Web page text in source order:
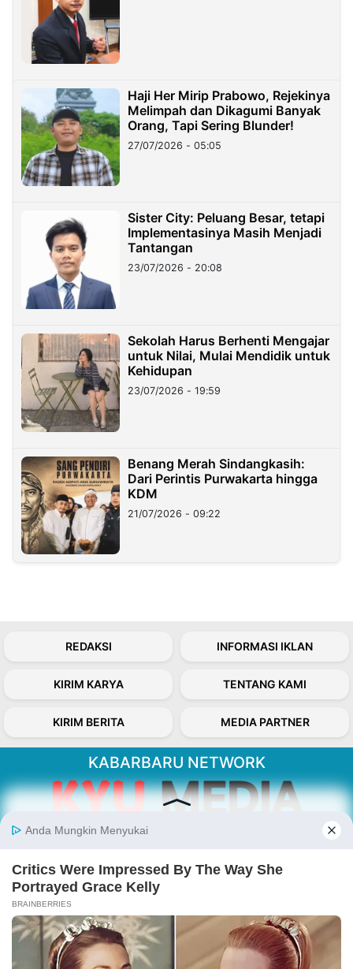
Haji Her Mirip Prabowo, Rejekinya
Melimpah dan Dikagumi Banyak
Orang, Tapi Sering Blunder!
27/07/2026 - 05:05
Sister City: Peluang Besar, tetapi
Implementasinya Masih Menjadi
Tantangan
23/07/2026 - 20:08
Sekolah Harus Berhenti Mengajar
untuk Nilai, Mulai Mendidik untuk
Kehidupan
23/07/2026 - 19:59
Benang Merah Sindangkasih:
Dari Perintis Purwakarta hingga
KDM
21/07/2026 - 09:22
REDAKSI INFORMASI IKLAN
KIRIM KARYA TENTANG KAMI
KIRIM BERITA MEDIA PARTNER
KABARBARU NETWORK
Kabarbaru.co menyajikan berita aktual dan
inspiratif dari sudut pandang berbaik sangka
Follow Kabarbaru